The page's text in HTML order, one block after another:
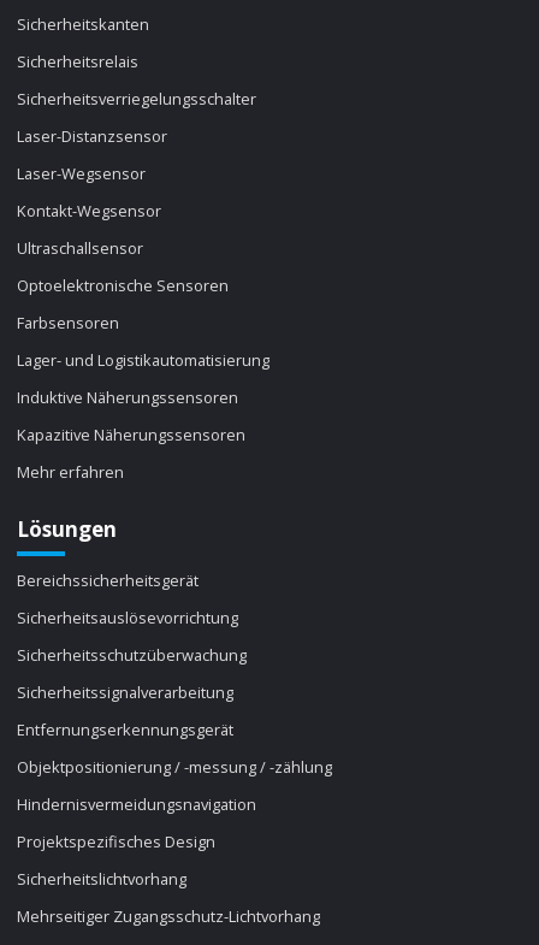
Sicherheitskanten
Sicherheitsrelais
Sicherheitsverriegelungsschalter
Laser-Distanzsensor
Laser-Wegsensor
Kontakt-Wegsensor
Ultraschallsensor
Optoelektronische Sensoren
Farbsensoren
Lager- und Logistikautomatisierung
Induktive Näherungssensoren
Kapazitive Näherungssensoren
Mehr erfahren
Lösungen
Bereichssicherheitsgerät
Sicherheitsauslösevorrichtung
Sicherheitsschutzüberwachung
Sicherheitssignalverarbeitung
Entfernungserkennungsgerät
Objektpositionierung / -messung / -zählung
Hindernisvermeidungsnavigation
Projektspezifisches Design
Sicherheitslichtvorhang
Mehrseitiger Zugangsschutz-Lichtvorhang